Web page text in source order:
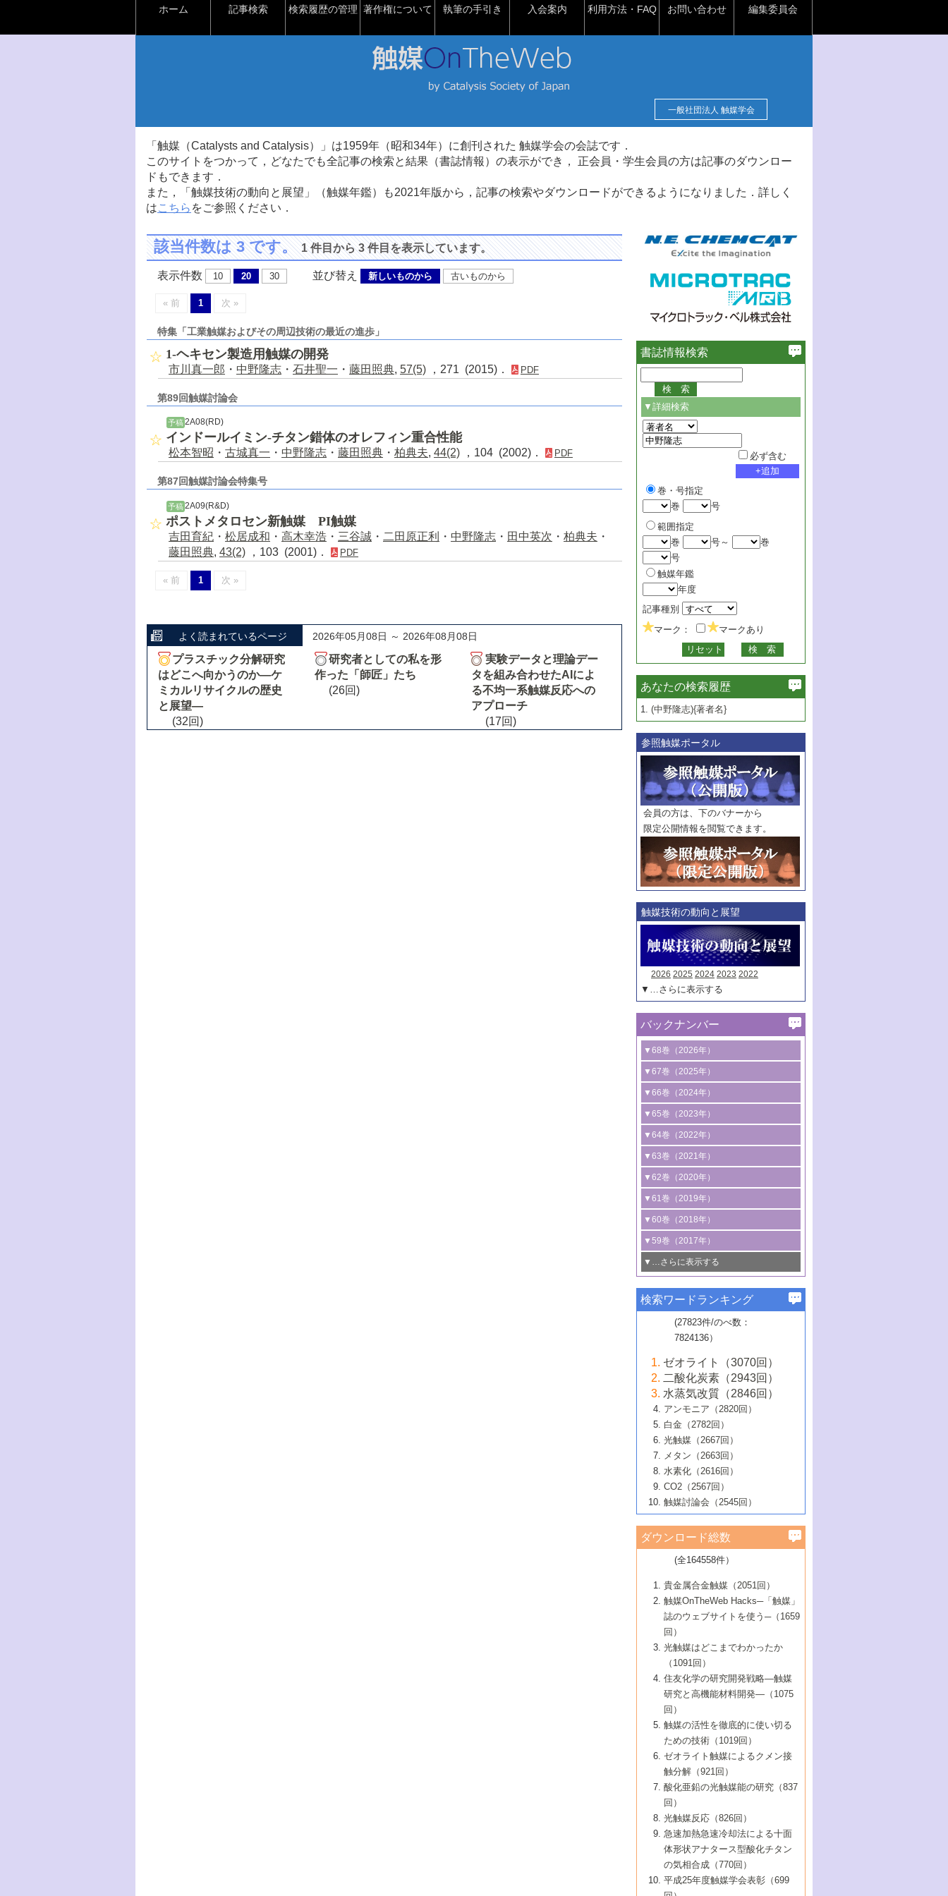
ホーム 記事検索 検索履歴の管理 著作権について 執筆の手引き 入会案内 利用方法・FAQ お問い合わせ 編集委員会
一般社団法人 触媒学会
「触媒（Catalysts and Catalysis）」は1959年（昭和34年）に創刊された 触媒学会の会誌です．
このサイトをつかって，どなたでも全記事の検索と結果（書誌情報）の表示ができ， 正会員・学生会員の方は記事のダウンロー
ドもできます．
また，「触媒技術の動向と展望」（触媒年鑑）も2021年版から，記事の検索やダウンロードができるようになりました．詳しく
はこちら をご参照ください．
該当件数は 3 です。1 件目から 3 件目を表示しています。
表示件数 10 20 30 並び替え 新しいものから 古いものから
« 前 1 次 »
特集「工業触媒およびその周辺技術の最近の進歩」
1-ヘキセン製造用触媒の開発
市川真一郎 ・ 中野隆志 ・ 石井聖一 ・ 藤田照典, 57(5) ，271 (2015)． PDF
第89回触媒討論会
予稿 2A08(RD)
インドールイミン-チタン錯体のオレフィン重合性能
松本智昭 ・ 古城真一 ・ 中野隆志 ・ 藤田照典 ・ 柏典夫, 44(2) ，104 (2002)． PDF
第87回触媒討論会特集号
予稿 2A09(R&D)
ポストメタロセン新触媒 PI触媒
吉田育紀 ・ 松居成和 ・ 高木幸浩 ・ 三谷誠 ・ 二田原正利 ・ 中野隆志 ・ 田中英次 ・ 柏典夫 ・
藤田照典, 43(2) ，103 (2001)． PDF
« 前 1 次 »
よく読まれているページ 2026年05月08日 ～ 2026年08月08日
プラスチック分解研究
はどこへ向かうのか―ケ
ミカルリサイクルの歴史
と展望―
(32回)
研究者としての私を形
作った「師匠」たち
(26回)
実験データと理論デー
タを組み合わせたAIによ
る不均一系触媒反応への
アプローチ
(17回)
書誌情報検索
▼詳細検索
必ず含む
巻・号指定
巻
号
範囲指定
巻
号～
巻
号
触媒年鑑
年度
記事種別
マーク：
マークあり
あなたの検索履歴
1. (中野隆志){著者名}
参照触媒ポータル
会員の方は、下のバナーから
限定公開情報を閲覧できます。
触媒技術の動向と展望
2026 2025 2024 2023 2022
▼…さらに表示する
バックナンバー
▼68巻（2026年）
1号 過酸化水素合成に関する研究動向
2号 コンピューター技術により加速する
触媒開発
3号 有機分子変換やCO 資源化のための
光触媒に関する最近の研究
B号 第137回触媒討論会（2026年）
▼67巻（2025年）
1号 CO
水素化によるグリーン燃料/グリ
ーンケミカル製造
2号 水素製造のための水分解技術に関す
る最近の研究
3号 オレフィン系樹脂の精密合成に関す
る最新技術
4号 アルコール類の効率的変換を実現す
る非貴金属触媒の研究動向
5号 ゼオライトの合成と応用における研
究動向
6号 ヘテロ接合界面
B号 第135回触媒討論会（2025年）
▼66巻（2024年）
1号 低次元ナノ構造を有する触媒材料
2号 規制反応場を活用した固体触媒研究
の新展開
3号 未踏分子変換を目指した酸化触媒プ
ロセスの最前線
4号 シンクロトロン放射光および中性子
線を利用した触媒解析技術の最先端
5号 単原子触媒
6号 参照触媒委員会からのお知らせ
B号 第133回触媒討論会（2023年）
▼65巻（2023年）
1号 炭素が関わる触媒機能
2号 プラスチックケミカルリサイクルの
ための触媒技術
3号 非酸化物系金属化合物を基盤とした
触媒材料の開発
4号 格子酸素・格子酸素欠陥を利用した
触媒反応
5号 生体触媒によるエネルギー変換反応
6号 窒素とリンの循環のための触媒・機
能性材料
▼64巻（2022年）
1号 合成ガス製造とCOを用いるケミカル
ズ合成の最新動向
2号 化学品合成のための合金触媒開発
3号 CO の排出削減および有効活用のた
めの触媒技術
4号 若手による情報発信企画～とびたて
若き触媒の研究者たち～（1）
若き触媒の研究者たち～（2）
6号 石油のノーブル・ユースを志向した
触媒技術
大学：オンライン・対面開催）
▼63巻（2021年）
1号 金触媒の新展開
2号 ペロブスカイト
3号 特殊反応場を利用した触媒的分子変
換反応
4号 多孔質材料を用いた触媒の新展開
5号 情報学的手法を用いた触媒開発
6号 カーボンニュートラルに向けた電解
技術
B号 第127回触媒討論会（2021年・オン
ライン開催(Zoom)のみ）
▼62巻（2020年）
1号 触媒設計を拓く欠陥構造のキャラク
タリゼーション
2号 機能化学品製造に資するクリーンな
触媒的酸化反応
3号 水処理のための触媒化学
4号 光触媒を用いた水分解の最新の研究
動向
5号 次世代の触媒プロセスを支えるマイ
6号 メタン転換技術の最新動向
B号 第125回触媒討論会（2020年・工学
院大学）
▼61巻（2019年）
1号 物質移動制御に着目した触媒プロセ
ス開発
2号 CO2 フリー水素サプライチェーンに
関わる触媒開発動向
3号 精密高分子合成に関する最近の研究
動向
4号 バイオマス化成品製造のための触媒
5号 固体触媒による含窒素有機化合物変
換の最前線
6号 貴金属使用量低減に向けた自動車排
ガス浄化触媒の開発
B号 第123回触媒討論会（2019年・大阪
▼60巻（2018年）
1号 固体酸触媒の最新の研究動向
2号 二酸化炭素からの有用化学品合成
3号 ナノ粒子・クラスター触媒の最前線
4号 60周年記念企画
5号 進化するゼオライト合成技術
6号 非貴金属系触媒における電気化学的
B号 第121回触媒討論会（2018年・東京
大学）
▼59巻（2017年）
1号 いたるところに，触媒
最先端技術
3号 無機分離膜材料の開発と触媒反応プ
ロセスへの適用
5号 水素のふるまいを解き明かす最先端
研究
6号 低級アルカンの有効利用のための触
媒技術
B号 第119回触媒討論会（2017年・首都
大学東京）
▼…さらに表示する
1号 ユニークな構造の高分子を生み出す触
2号 リグニンからの化成品製造に向けた触
媒技術
3号 触媒研究の最先端～とびたて若き研究
者たち～（1）
4号 触媒研究の最先端～とびたて若き研究
者たち～（2）
5号 触媒研究の最先端～とびたて若き研究
者たち～（3）
6号 イオニクス材料と燃料電池・電解合成
の最新の研究動向
B号 第117回触媒討論会（2016年・大阪府
立大学）
▼57巻（2015年）
1号 水素キャリアにかかわる触媒技術の新
2号 石油精製用触媒の最近の進展
3号 固体酸化物形燃料電池（SOFC）におけ
るアノード触媒上での燃料直接改質技術
4号 コアシェル構造の制御による触媒機能
5号 工業触媒およびその周辺技術の最近の
進歩
6号 ナノシート
B号 第115回触媒討論会（2015年・成蹊大
▼56巻（2014年）
2号 光触媒反応機構に関する最新の研究動
向
開発動向
4号 人工光合成に向けた近年のアプローチ
5号 未利用熱エネルギーの有効活用に貢献
する触媒技術
6号 ポリオキソメタレート
B号 第113回触媒討論会（2014年・ロワジ
ールホテル豊橋）
1号 高耐久性燃料電池システム用触媒にお
ける新展開
2号 リビングラジカル重合の最近の動向
3号 天然ガスの化学工業的展開に関する触
媒技術
4号 貴金属触媒の精密構造制御とその活用
5号 バイオマス化成品製造のための固体触
6号 ナノ空間─吸着状態解析から新機能開拓
B号 第111回触媒討論会（2013年・関西大
▼54巻（2012年）
1号 規則性多孔体の利用技術における最近
の進歩
2号 第109回触媒討論会
3号 貴金属低減技術の最新動向
4号 貴金属代替技術の最新動向
5号 光触媒による物質変換反応の新展開
6号 グラフェン
7号 水素を利用する化成品合成の新潮流
▼53巻（2011年）
1号 金属学から見る合金触媒の新展開
2号 第107回触媒討論会
3号 触媒のその場観察法の進歩（１）
4号 触媒のその場観察法の進歩（２）
5号 不活性結合の触媒的活性化による有機
合成
6号 新しい固体酸触媒技術
7号 ゼオライト合成における最近の進歩
▼52巻（2010年）
1号 触媒の劣化対策と長寿命触媒開発
2号 第105回触媒討論会
3号 ナノ構造が拓く新機能
4号 活性サイトおよびその環境の精密な設
計による触媒の高機能化
5号 触媒を有効に使うための技術
7号 有機分子触媒による精密有機合成
8号 高機能化ポリオレフィンに向けた重合
触媒の最近の進展
1号 炭素材料－熱い注目を集める材料－
2号 第103回触媒討論会
3号 環境浄化用光触媒の現状と課題
4号 水素社会の実現に向けた水素製造・貯
蔵技術の進歩
5号 CO2が関わる触媒・材料
7号 持続可能社会実現のための触媒および
触媒関連技術
▼50巻（2008年）
1号 触媒化学と学会のこの10年，半世紀，
そして未来
2号 第101回触媒討論会
4号 錯体を利用したユニークな表面構造の
構築と機能
5号 若手会員による触媒研究の未来展望1：
企業編
6号 第102回触媒討論会
7号 触媒・化学反応における計算化学の進
8号 若手研究者による触媒研究の未来展望
2：大学・研究所編
▼49巻（2007年）
1号 含フッ素化合物の合成と触媒
2号 第99回触媒討論会
3号 実用的ファインケミカル合成プロセス
を実現する触媒
5号 こんな物質，あんな物質―新たな触媒
の可能性―
7号 『結晶の化学』を活かした触媒研究
8号 イオン液体の応用
▼48巻（2006年）
1号 固体酸触媒の最近の進歩
2号 第97回触媒討論会
3号 リビング重合触媒の最近の展開
5号 水素製造・貯蔵のための触媒技術の新
しい展開
6号 第98回触媒討論会
7号 基礎化学品製造の触媒技術
8号 多機能型リアクター
1号 最近の触媒担体とその効果
2号 第95回触媒討論会
4号 水分解用光触媒材料
5号 時間分解分光の進歩と応用
6号 第96回触媒討論会
8号 超臨界流体を用いた化学プロセスの新
▼46巻（2004年）
1号 部分酸化反応触媒の最前線
2号 第93回触媒討論会
3号 特殊エネルギー場の触媒反応
4号 生体内における金属の触媒作用
5号 ファインケミカルズの展開に寄与する
6号 第94回触媒討論会
7号 サブナノレベルでみた新しい表面現象
8号 オレフィン重合触媒の新たな展
▼45巻（2003年）
1号 なぜこの触媒が良いのか？
2号 第91回触媒討論会
3号 最近の自動車排ガス処理技術
4号 触媒研究の現状と将来─第90回触媒討論
5号 基礎化学品製造の触媒技術
6号 第92回触媒討論会
7号 基礎化学品製造の触媒技術
8号 資源の循環と触媒技術
▼44巻（2002年）
1号 高次制御された触媒の化学
2号 第89回触媒討論会
3号 触媒を利用した電気化学の新展開
4号 ナノ材料の調製と機能化
5号 こんな触媒が欲しい
6号 第90回触媒討論会
7号 触媒研究と学術雑誌/情報
8号 若い世代からみた触媒化学の現状と未
▼43巻（2001年）
1号 グリーンケミストリーと触媒
2号 第87回触媒討論会特集号
3号 生体触媒とバイオプロセス
4号 水素製造・利用の触媒化学
5号 触媒研究における新しい切り口：コン
ビナトリアルケミストリー
6号 第88回触媒討論会特集号
7号 企業における触媒研究のブレークスル
8号 この材料を触媒として使ってみません
▼42巻（2000年）
1号 触媒反応工学の明日を拓く
2号 第85回触媒討論会
3号 反応ダイナミクス
5号 触媒のおもしろさをどのように伝える
6号 第86回触媒討論会
7号 水素化精製触媒の新しい展開
8号 新しい反応性と機能性を目指した金属
クラスタ-化学
▼41巻（1999年）
1号 孔、穴、あな?-特異な空間とその利用-
2号 第83回触媒討論会
3号 均一系触媒反応最前線
4号 実用炭素材料の新展開
5号 研究の方法論を考える
7号 機能性金属材料と触媒
8号 触媒研究へのNMRの応用と展望
▼40巻（1998年）
進展と21世紀への提言/創立40周年記念・触
媒学会この10年の歩みとこれから/創立40周
2号 第81回触媒討論会
3号 計算機触媒化学へのさそい
4号 触媒劣化の制御と予測
5号 最新の実用プロセスと触媒
6号 第82回触媒討論会
7号 ナノ構造体の化学
8号 あの反応は今
1号 均一系と不均一系触媒反応-その特徴と
接点
2号 第79回触媒討論会
3号 最新NO除去触媒の実用化研究
4号 新しい反応場を目指した触媒調製
5号 反応・分離技術の新しい展開
6号 第80回触媒討論会
8号 AFMでみる世界
▼38巻（1996年）
1号 触媒の構造と触媒作用/C1化学を中心と
する21世紀への触媒
3号 オリンピックメダル:金・銀・銅はどん
な触媒作用を示すか
4号 触媒作用における機能の複合化
5号 未来を拓け！若手研究者
6号 第78回触媒討論会
7号 ダイナミックな領域への触媒研究の展
開/C1化学を中心とする21世紀への触媒
▼37巻（1995年）
1号 ファインケミカルズと固体触媒
2号 第75回触媒討論会
3号 希土類を利用した触媒
4号 触媒とリサイクル
5号 エネルギー変換触媒
6号 第76回触媒討論会
7号 表面吸着相の新しい展開
8号 マイクロポーラス・クリスタル触媒の
▼36巻（1994年）
1号 電気化学と触媒
2号 第73回触媒討論会
3号 C4化学の展開
4号 《通常号》
5号 《通常号》
6号 第74回触媒討論会
▼35巻（1993年）
1号 工業触媒開発マニュアル―探索から工
業化まで
2号 第71回触媒討論会
3号 研究開発のうらおもて―着想と展開
4号 触媒劣化と寿命の予測
5号 環境に優しい触媒
▼34巻（1992年）
1号 インパクトを与えたこの研究
2号 第69回触媒討論会
3号 ケミカルズ合成触媒―新しい展開と応
▼33巻（1991年）
1号 触媒プロセス開発マニュアル―探索か
ら工業化まで，知っておきたいこと PartII
2号 第67回触媒討論会
▼32巻（1990年）
1号 21世紀に向けて触媒研究の飛躍をめざ
す―触媒化学の裾野を広げよう
2号 第65回触媒討論会
▼31巻（1989年）
1号 情報科学と反応設計・材料設計
▼30巻（1988年）
検索ワードランキング
(27823件/のべ数：
7824136）
ゼオライト（3070回）
二酸化炭素（2943回）
水蒸気改質（2846回）
アンモニア（2820回）
白金（2782回）
光触媒（2667回）
メタン（2663回）
水素化（2616回）
CO2（2567回）
触媒討論会（2545回）
ダウンロード総数
(全164558件）
貴金属合金触媒（2051回）
触媒OnTheWeb Hacks─「触媒」
誌のウェブサイトを使う─（1659
回）
光触媒はどこまでわかったか
（1091回）
住友化学の研究開発戦略―触媒
研究と高機能材料開発―（1075
回）
触媒の活性を徹底的に使い切る
ための技術（1019回）
ゼオライト触媒によるクメン接
触分解（921回）
酸化亜鉛の光触媒能の研究（837
回）
光触媒反応（826回）
急速加熱急速冷却法による十面
体形状アナタース型酸化チタン
の気相合成（770回）
平成25年度触媒学会表彰（699